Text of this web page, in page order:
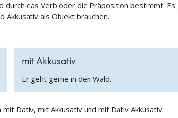
das Verb oder die Präposition bestimmt.
Akkusativ als Objekt brauchen.
mit Akkusativ
Er geht gerne in den Wald.
Dativ, mit Akkusativ und mit Dativ Akkusativ: